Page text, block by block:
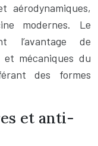
aérodynamiques,
modernes. Le
l’avantage de
mécaniques du
des formes
et anti-